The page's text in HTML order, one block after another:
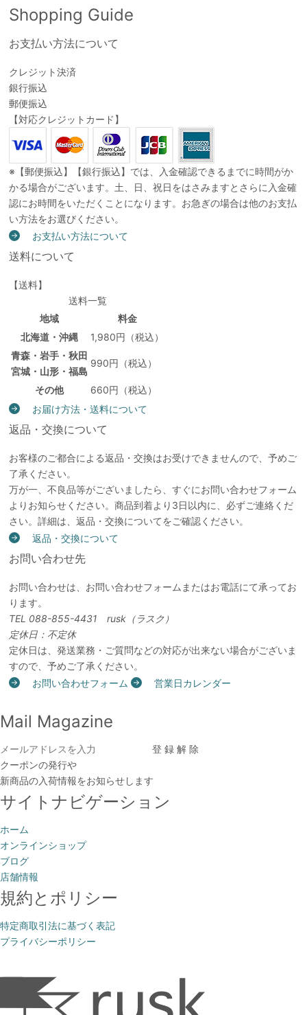
Shopping Guide
お支払い方法について
クレジット決済
銀行振込
郵便振込
【対応クレジットカード】
※【郵便振込】【銀行振込】では、入金確認できるまでに時間がか
かる場合がございます。土、日、祝日をはさみますとさらに入金確
認にお時間をいただくことになります。お急ぎの場合は他のお支払
い方法をお選びください。
お支払い方法について
送料について
【送料】
送料一覧
地域
料金
北海道・沖縄
1,980円（税込）
青森・岩手・秋田
宮城・山形・福島
990円（税込）
その他
660円（税込）
お届け方法・送料について
返品・交換について
お客様のご都合による返品・交換はお受けできませんので、予めご
了承ください。
万が一、不良品等がございましたら、すぐにお問い合わせフォーム
よりお知らせください。商品到着より3日以内に、必ずご連絡くだ
さい。詳細は、返品・交換についてをご確認ください。
返品・交換について
お問い合わせ先
お問い合わせは、お問い合わせフォームまたはお電話にて承ってお
ります。
TEL 088-855-4431 rusk（ラスク）
定休日：不定休
定休日は、発送業務・ご質問などの対応が出来ない場合がございま
すので、予めご了承ください。
お問い合わせフォーム
営業日カレンダー
Mail Magazine
クーポンの発行や
新商品の入荷情報をお知らせします
サイトナビゲーション
ホーム
オンラインショップ
ブログ
店舗情報
規約とポリシー
特定商取引法に基づく表記
プライバシーポリシー